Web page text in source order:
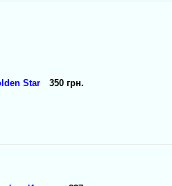
Star 350 грн.